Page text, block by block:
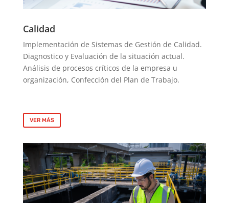
Calidad
Implementación de Sistemas de Gestión de Calidad.
Diagnostico y Evaluación de la situación actual.
Análisis de procesos críticos de la empresa u
organización, Confección del Plan de Trabajo.
VER MÁS